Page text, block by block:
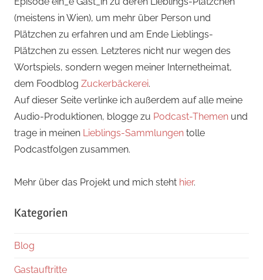
(meistens in Wien), um mehr über Person und
Plätzchen zu erfahren und am Ende Lieblings-
Plätzchen zu essen. Letzteres nicht nur wegen des
Wortspiels, sondern wegen meiner Internetheimat,
dem Foodblog Zuckerbäckerei.
Auf dieser Seite verlinke ich außerdem auf alle meine
Audio-Produktionen, blogge zu Podcast-Themen und
trage in meinen Lieblings-Sammlungen tolle
Podcastfolgen zusammen.
Mehr über das Projekt und mich steht hier.
Kategorien
Blog
Gastauftritte